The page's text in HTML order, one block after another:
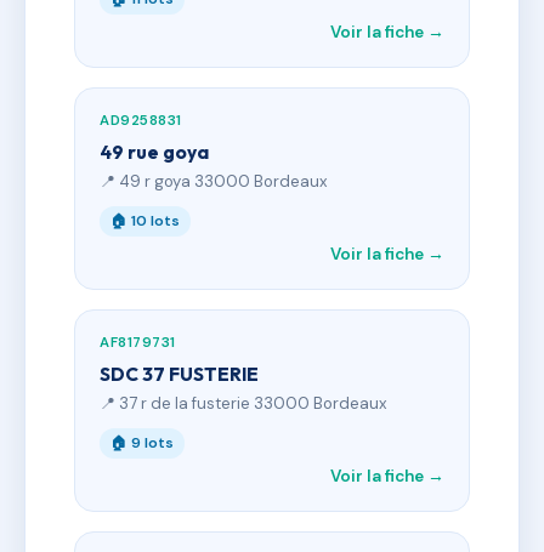
Voir la fiche →
AD9258831
49 rue goya
📍 49 r goya 33000 Bordeaux
🏠 10 lots
Voir la fiche →
AF8179731
SDC 37 FUSTERIE
📍 37 r de la fusterie 33000 Bordeaux
🏠 9 lots
Voir la fiche →